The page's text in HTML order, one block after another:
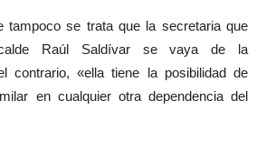
tampoco se trata que la secretaria que
Raúl Saldívar se vaya de la
contrario, «ella tiene la posibilidad de
en cualquier otra dependencia del